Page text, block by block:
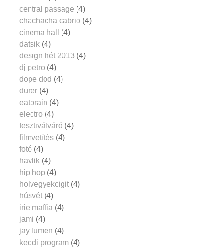
central passage (4)
chachacha cabrio (4)
cinema hall
(4)
datsik (4)
design hét 2013 (4)
dj petro (4)
dope dod (4)
dürer (4)
eatbrain (4)
electro (4)
fesztiválváró (4)
filmvetítés (4)
fotó (4)
havlik (4)
hip hop (4)
holvegyekcigit (4)
húsvét (4)
irie maffia (4)
jami (4)
jay lumen (4)
keddi program (4)